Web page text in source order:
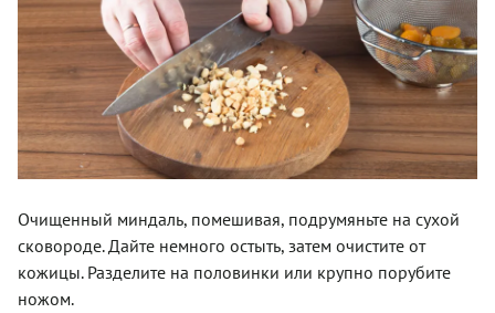
Очищенный миндаль, помешивая, подрумяньте на сухой
сковороде. Дайте немного остыть, затем очистите от
кожицы. Разделите на половинки или крупно порубите
ножом.